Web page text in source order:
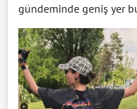
gündeminde geniş yer